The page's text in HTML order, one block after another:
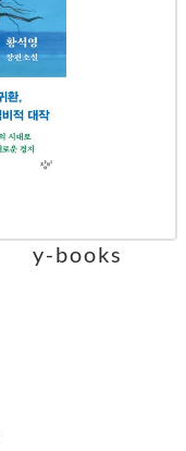
y-books